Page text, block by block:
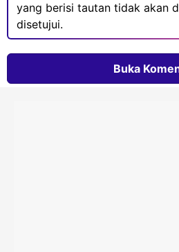
yang berisi tautan tidak akan
disetujui.
Buka